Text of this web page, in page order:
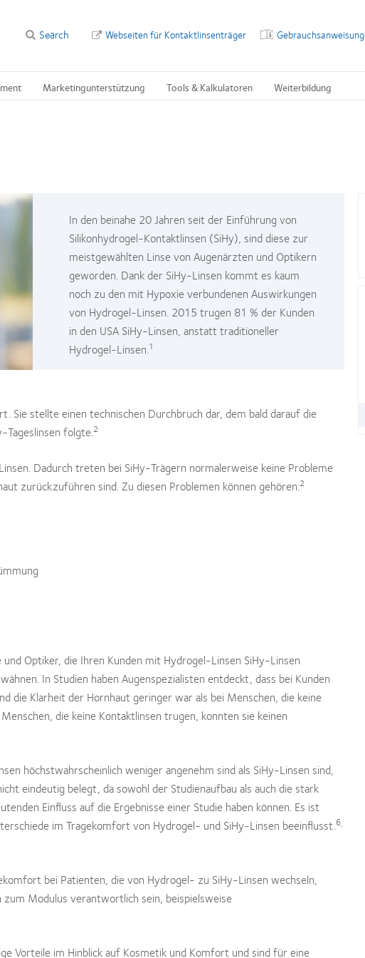
Gebrauchsanweisung
Webseiten für Kontaktlinsenträger
Search
Marketingunterstützung Tools & Kalkulatoren Weiterbildung
In den beinahe 20 Jahren seit der Einführung von
Silikonhydrogel-Kontaktlinsen (SiHy), sind diese zur
meistgewählten Linse von Augenärzten und Optikern
geworden. Dank der SiHy-Linsen kommt es kaum
noch zu den mit Hypoxie verbundenen Auswirkungen
von Hydrogel-Linsen. 2015 trugen 81 % der Kunden
in den USA SiHy-Linsen, anstatt traditioneller
Hydrogel-Linsen.1
Sie stellte einen technischen Durchbruch dar, dem bald darauf die
Tageslinsen folgte.2
Dadurch treten bei SiHy-Trägern normalerweise keine Probleme
zurückzuführen sind. Zu diesen Problemen können gehören:2
Optiker, die Ihren Kunden mit Hydrogel-Linsen SiHy-Linsen
In Studien haben Augenspezialisten entdeckt, dass bei Kunden
die Klarheit der Hornhaut geringer war als bei Menschen, die keine
die keine Kontaktlinsen trugen, konnten sie keinen
höchstwahrscheinlich weniger angenehm sind als SiHy-Linsen sind,
eindeutig belegt, da sowohl der Studienaufbau als auch die stark
Einfluss auf die Ergebnisse einer Studie haben können. Es ist
im Tragekomfort von Hydrogel- und SiHy-Linsen beeinflusst.6,
bei Patienten, die von Hydrogel- zu SiHy-Linsen wechseln,
Modulus verantwortlich sein, beispielsweise
Vorteile im Hinblick auf Kosmetik und Komfort und sind für eine